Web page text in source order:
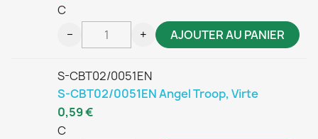
C
− + AJOUTER AU PANIER
S-CBT02/0051EN
S-CBT02/0051EN Angel Troop, Virte
C
0,59 €